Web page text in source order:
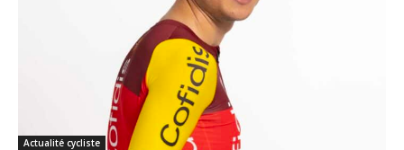
Actualité cycliste